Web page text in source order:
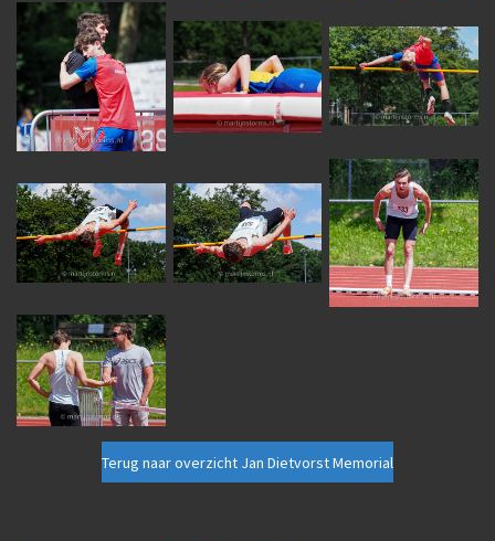
Terug naar overzicht Jan Dietvorst Memorial